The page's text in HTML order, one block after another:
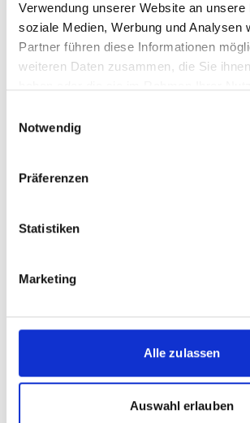
Verwendung unserer Website an unsere
soziale Medien, Werbung und Analysen
Partner führen diese Informationen
weiteren Daten zusammen, die Sie
Notwendig
Präferenzen
Statistiken
Marketing
Alle zulassen
Auswahl erlauben
News | 07/2026
Neue IKI-Projekte für
Emissionen und mehr
Hier finden Sie eine Übersicht